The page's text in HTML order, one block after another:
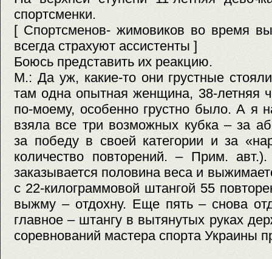
спортсменки.
[ Спортсменов- жимовиков во время
всегда страхуют ассистенты ]
Боюсь представить их реакцию.
М.: Да уж, какие-то они грустные
там одна опытная женщина, 38-летняя
по-моему, особенно грустно было. А я
взяла все три возможных кубка – за
за победу в своей категории и за
количество повторений. – Прим.
заказывается половина веса и
с 22-килограммовой штангой 55
выжму – отдохну. Еще пять – снова
главное – штангу в вытянутых руках
соревнований мастера спорта Украины